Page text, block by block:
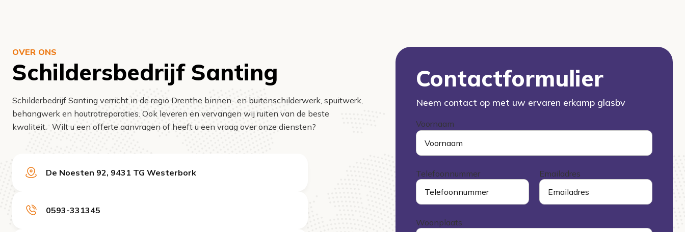
OVER ONS
Schildersbedrijf Santing
Schilderbedrijf Santing verricht in de regio Drenthe binnen- en buitenschilderwerk, spuitwerk,
behangwerk en houtrotreparaties. Ook leveren en vervangen wij ruiten van de beste
kwaliteit. Wilt u een offerte aanvragen of heeft u een vraag over onze diensten?
De Noesten 92, 9431 TG Westerbork
0593-331345
Contactformulier
Neem contact op met uw ervaren erkamp glasbv
Voornaam
Telefoonnummer Emailadres
Woonplaats